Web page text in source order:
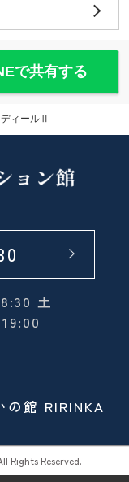
で共有する
ィールⅡ
土
の館 RIRINKA
Rights Reserved.